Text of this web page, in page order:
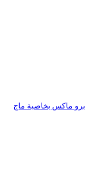
ابل غطاء حماية سيليكون لجوال ايفون 16 برو ماكس بخاصية ماج